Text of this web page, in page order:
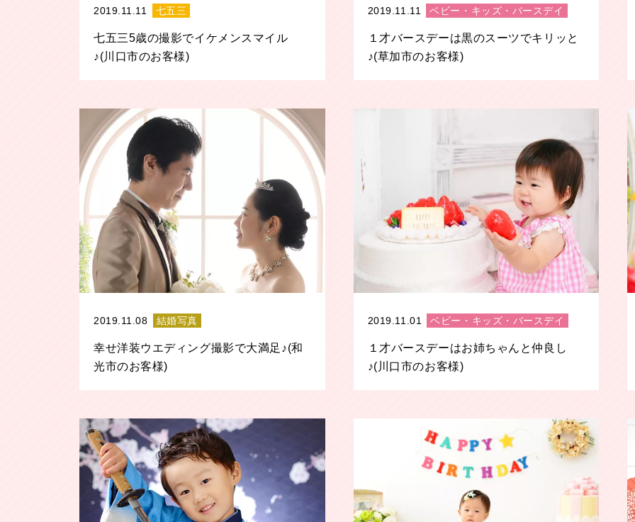
2019.11.11 七五三
七五三5歳の撮影でイケメンスマイル
♪(川口市のお客様)
2019.11.11 ベビー・キッズ・バースデイ
１才バースデーは黒のスーツでキリッと
♪(草加市のお客様)
2019.11.08 結婚写真
幸せ洋装ウエディング撮影で大満足♪(和
光市のお客様)
2019.11.01 ベビー・キッズ・バースデイ
１才バースデーはお姉ちゃんと仲良し
♪(川口市のお客様)